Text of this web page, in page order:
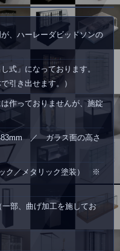
、ハーレーダビッドソンの
式」になっております。
引き出せます。）
作っておりませんが、施錠
／ ガラス面の高さ
ク／メタリック塗装） ※
部、曲げ加工を施してお